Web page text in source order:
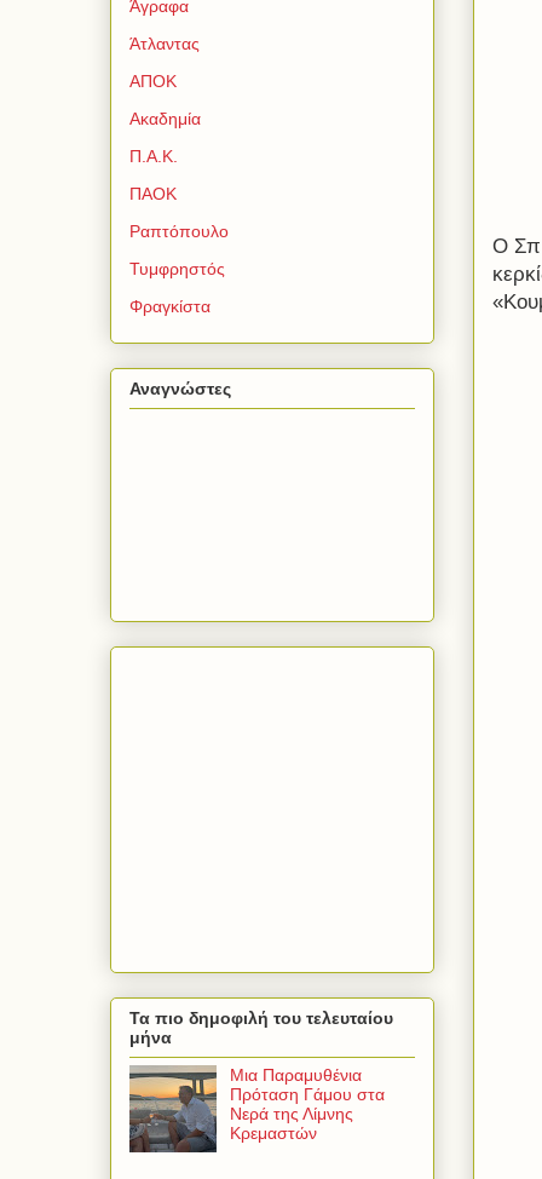
Ο
Άγραφα
Άτλαντας
ΑΠΟΚ
Ακαδημία
Π.Α.Κ.
ΠΑΟΚ
Ραπτόπουλο
Τυμφρηστός
Φραγκίστα
Αναγνώστες
Τα πιο δημοφιλή του τελευταίου
μήνα
Μια Παραμυθένια
Πρόταση Γάμου στα
Νερά της Λίμνης
Κρεμαστών